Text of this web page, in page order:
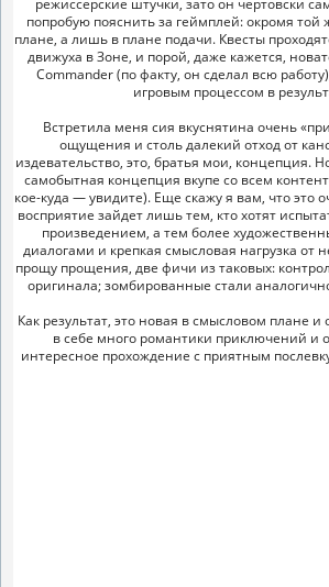
режиссерские штучки, зато он чертовски
попробую пояснить за геймплей: окромя
плане, а лишь в плане подачи. Квесты
движуха в Зоне, и порой, даже кажется,
Commander (по факту, он сделал всю
игровым процессом в
Встретила меня сия вкуснятина очень
ощущения и столь далекий отход от
издевательство, это, братья мои,
самобытная концепция вкупе со всем
кое-куда — увидите). Еще скажу я вам, что это
восприятие зайдет лишь тем, кто хотят
произведением, а тем более
диалогами и крепкая смысловая нагрузка
прощу прощения, две фичи из таковых:
оригинала; зомбированные стали
Как результат, это новая в смысловом плане
в себе много романтики приключений и
интересное прохождение с приятным